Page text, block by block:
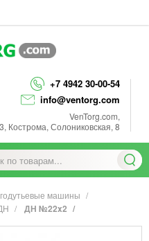
+7 4942 30-00-54
info@ventorg.com
VenTorg.com,
, Кострома, Солониковская, 8
машины
ДН №22x2